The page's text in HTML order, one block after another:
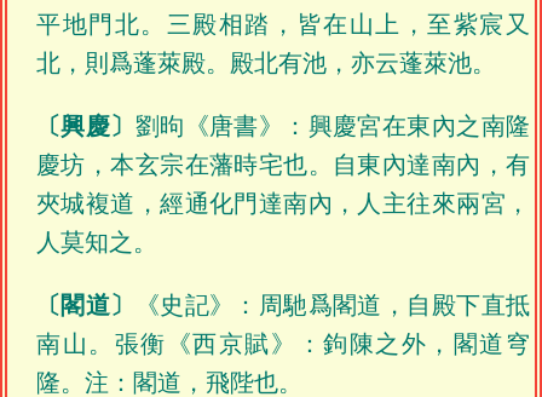
平地門北。三殿相踏，皆在山上，至紫宸又
北，則爲蓬萊殿。殿北有池，亦云蓬萊池。
〔興慶〕 劉昫《唐書》：興慶宮在東內之南隆
慶坊，本玄宗在藩時宅也。自東內達南內，有
夾城複道，經通化門達南內，人主往來兩宮，
人莫知之。
〔閣道〕
《史記》：周馳爲閣道，自殿下直抵
南山。張衡《西京賦》：鉤陳之外，閣道穹
隆。注：閣道，飛陛也。